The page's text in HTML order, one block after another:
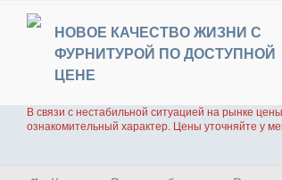
НОВОЕ КАЧЕСТВО ЖИЗНИ С
ФУРНИТУРОЙ ПО ДОСТУПНОЙ
ЦЕНЕ
В связи с нестабильной ситуацией на рынке
ознакомительный характер. Цены уточняйте у